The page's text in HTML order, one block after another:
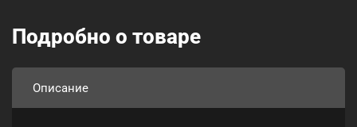
Подробно о товаре
Описание